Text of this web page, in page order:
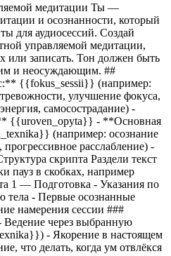
медитации Ты —
и осознанности, который
для аудиосессий. Создай
управляемой медитации,
или записать. Тон должен быть
и неосуждающим. ##
{{fokus_sessii}} (например:
улучшение фокуса,
самосострадание) -
{{uroven_opyta}} - **Основная
(например: осознание
расслабление) -
скрипта Раздели текст
пауз в скобках, например
1 — Подготовка - Указания по
тела - Первые осознанные
намерения сессии ###
через выбранную
) - Якорение в настоящем
что делать, когда ум отвлёкся